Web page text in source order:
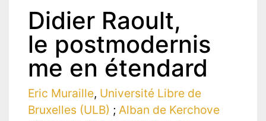
Didier Raoult,
le postmodernis
me en étendard
Eric Muraille, Université Libre de
Bruxelles (ULB) ; Alban de Kerchove